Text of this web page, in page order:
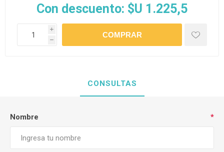
Con descuento: $U 1.225,5
i
h
CONSULTAS
Nombre *